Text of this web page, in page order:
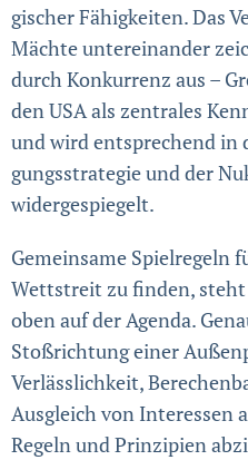
gischer Fähigkeiten. Das
Mächte untereinander
durch Konkurrenz aus –
den USA als zentrales
und wird entsprechend
gungs­­strategie und der
widergespiegelt.
Gemeinsame Spielregeln
Wettstreit zu finden,
oben auf der Agenda.
Stoßrichtung einer
Verlässlichkeit,
Ausgleich von Interessen
Regeln und Prinzipien